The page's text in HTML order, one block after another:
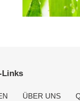
Links
ÜBER UNS